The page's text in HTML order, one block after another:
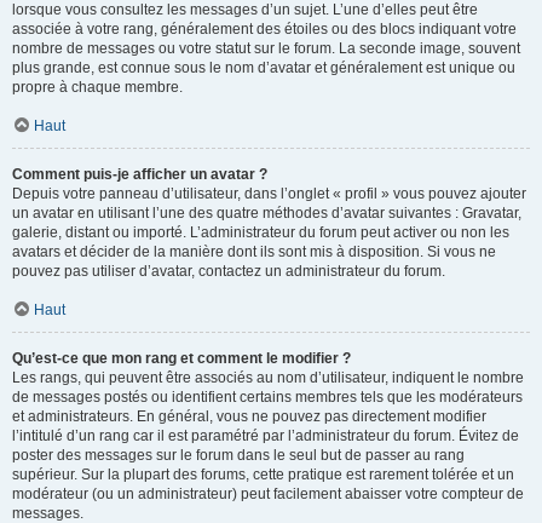
lorsque vous consultez les messages d’un sujet. L’une d’elles peut être
associée à votre rang, généralement des étoiles ou des blocs indiquant votre
nombre de messages ou votre statut sur le forum. La seconde image, souvent
plus grande, est connue sous le nom d’avatar et généralement est unique ou
propre à chaque membre.
Haut
Comment puis-je afficher un avatar ?
Depuis votre panneau d’utilisateur, dans l’onglet « profil » vous pouvez ajouter
un avatar en utilisant l’une des quatre méthodes d’avatar suivantes : Gravatar,
galerie, distant ou importé. L’administrateur du forum peut activer ou non les
avatars et décider de la manière dont ils sont mis à disposition. Si vous ne
pouvez pas utiliser d’avatar, contactez un administrateur du forum.
Haut
Qu’est-ce que mon rang et comment le modifier ?
Les rangs, qui peuvent être associés au nom d’utilisateur, indiquent le nombre
de messages postés ou identifient certains membres tels que les modérateurs
et administrateurs. En général, vous ne pouvez pas directement modifier
l’intitulé d’un rang car il est paramétré par l’administrateur du forum. Évitez de
poster des messages sur le forum dans le seul but de passer au rang
supérieur. Sur la plupart des forums, cette pratique est rarement tolérée et un
modérateur (ou un administrateur) peut facilement abaisser votre compteur de
messages.